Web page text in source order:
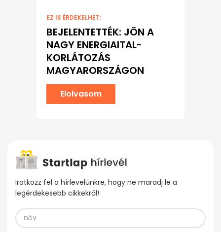
EZ IS ÉRDEKELHET:
BEJELENTETTÉK: JÖN A
NAGY ENERGIAITAL-
KORLÁTOZÁS
MAGYARORSZÁGON
Elolvasom
Iratkozz fel a hírlevelünkre, hogy ne maradj le a
legérdekesebb cikkekről!